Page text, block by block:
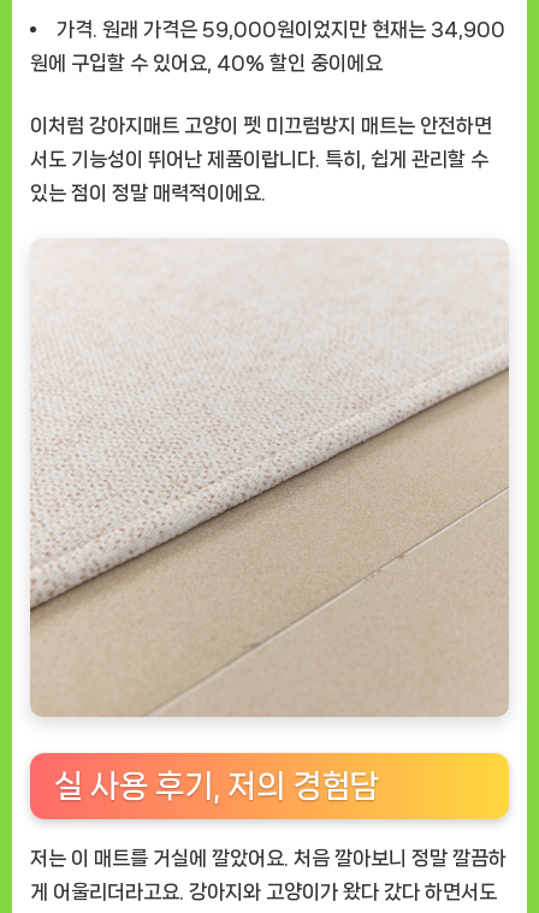
가격. 원래 가격은 59,000원이었지만 현재는 34,900
원에 구입할 수 있어요, 40% 할인 중이에요
이처럼 강아지매트 고양이 펫 미끄럼방지 매트는 안전하면
서도 기능성이 뛰어난 제품이랍니다. 특히, 쉽게 관리할 수
있는 점이 정말 매력적이에요.
실 사용 후기, 저의 경험담
저는 이 매트를 거실에 깔았어요. 처음 깔아보니 정말 깔끔하
게 어울리더라고요. 강아지와 고양이가 왔다 갔다 하면서도